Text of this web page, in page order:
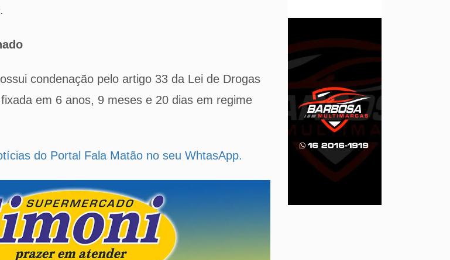
condenação pelo artigo 33 da Lei de Drogas
em 6 anos, 9 meses e 20 dias em regime
do Portal Fala Matão no seu WhtasApp.